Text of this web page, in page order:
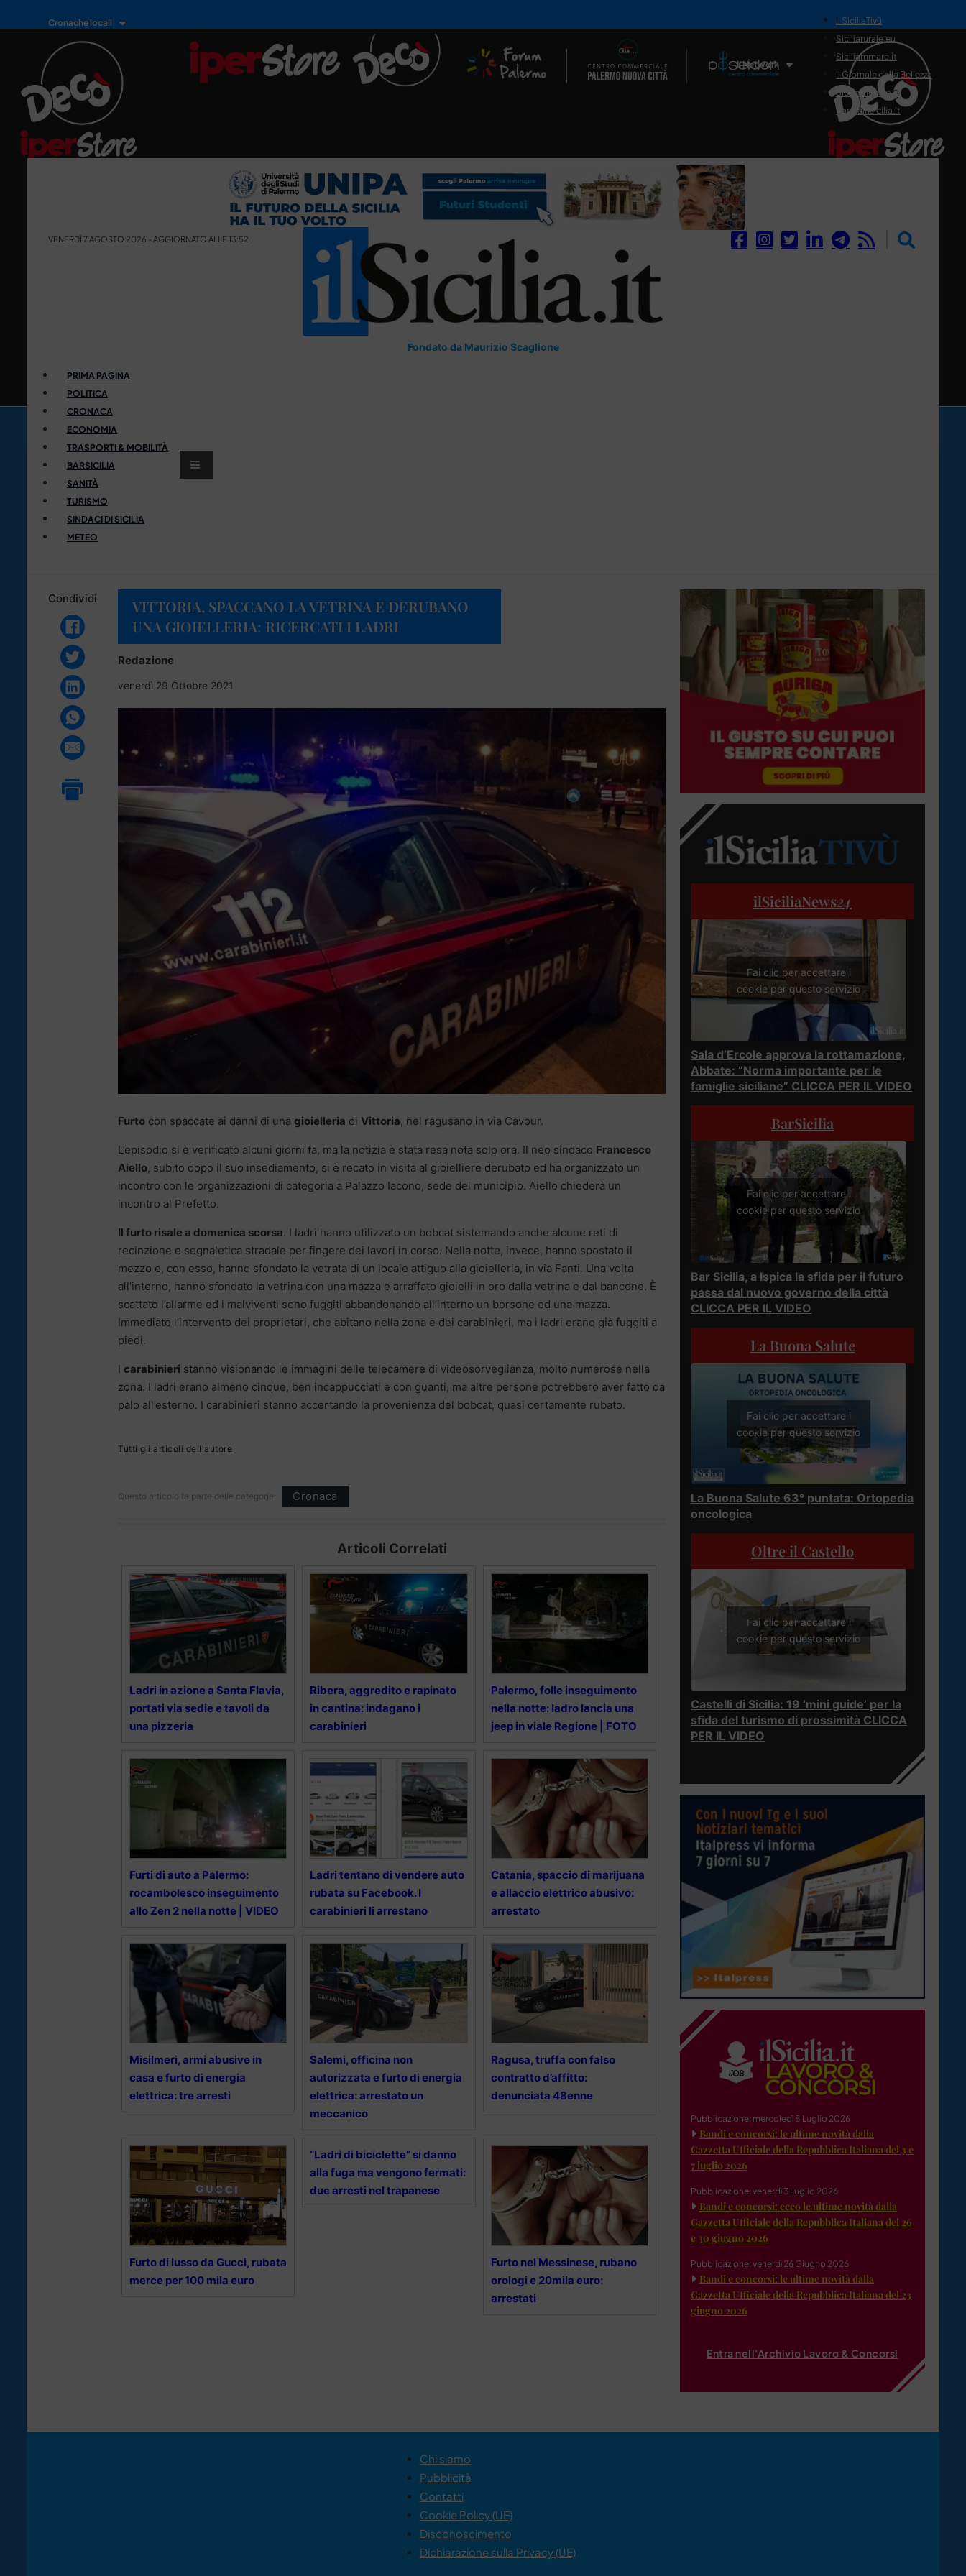
Cronache locali
Il Network
il SiciliaTivù
Siciliarurale.eu
Siciliammare.it
Il Giornale della Bellezza
Siciliamedica.it
Sanitainsicilia.it
VENERDÌ 7 AGOSTO 2026 - AGGIORNATO ALLE 13:52
Fondato da Maurizio Scaglione
PRIMA PAGINA
POLITICA
CRONACA
ECONOMIA
TRASPORTI & MOBILITÀ
BARSICILIA
SANITÀ
TURISMO
SINDACI DI SICILIA
METEO
Condividi
VITTORIA, SPACCANO LA VETRINA E DERUBANO
UNA GIOIELLERIA: RICERCATI I LADRI
Redazione
venerdì 29 Ottobre 2021
Furto con spaccate ai danni di una gioielleria di Vittoria, nel ragusano in via Cavour.
L’episodio si è verificato alcuni giorni fa, ma la notizia è stata resa nota solo ora. Il neo sindaco Francesco
Aiello, subito dopo il suo insediamento, si è recato in visita al gioielliere derubato ed ha organizzato un
incontro con le organizzazioni di categoria a Palazzo Iacono, sede del municipio. Aiello chiederà un
incontro al Prefetto.
Il furto risale a domenica scorsa. I ladri hanno utilizzato un bobcat sistemando anche alcune reti di
recinzione e segnaletica stradale per fingere dei lavori in corso. Nella notte, invece, hanno spostato il
mezzo e, con esso, hanno sfondato la vetrata di un locale attiguo alla gioielleria, in via Fanti. Una volta
all’interno, hanno sfondato la vetrina con una mazza e arraffato gioielli in oro dalla vetrina e dal bancone. È
scattato l’allarme ed i malviventi sono fuggiti abbandonando all’interno un borsone ed una mazza.
Immediato l’intervento dei proprietari, che abitano nella zona e dei carabinieri, ma i ladri erano già fuggiti a
piedi.
I carabinieri stanno visionando le immagini delle telecamere di videosorveglianza, molto numerose nella
zona. I ladri erano almeno cinque, ben incappucciati e con guanti, ma altre persone potrebbero aver fatto da
palo all’esterno. I carabinieri stanno accertando la provenienza del bobcat, quasi certamente rubato.
Tutti gli articoli dell'autore
Questo articolo fa parte delle categorie: Cronaca
Articoli Correlati
Ladri in azione a Santa Flavia,
portati via sedie e tavoli da
una pizzeria
Ribera, aggredito e rapinato
in cantina: indagano i
carabinieri
Palermo, folle inseguimento
nella notte: ladro lancia una
jeep in viale Regione | FOTO
Furti di auto a Palermo:
rocambolesco inseguimento
allo Zen 2 nella notte | VIDEO
Ladri tentano di vendere auto
rubata su Facebook. I
carabinieri li arrestano
Catania, spaccio di marijuana
e allaccio elettrico abusivo:
arrestato
Misilmeri, armi abusive in
casa e furto di energia
elettrica: tre arresti
Salemi, officina non
autorizzata e furto di energia
elettrica: arrestato un
meccanico
Ragusa, truffa con falso
contratto d’affitto:
denunciata 48enne
Furto di lusso da Gucci, rubata
merce per 100 mila euro
“Ladri di biciclette” si danno
alla fuga ma vengono fermati:
due arresti nel trapanese
Furto nel Messinese, rubano
orologi e 20mila euro:
arrestati
ilSiciliaNews24
Fai clic per accettare i
cookie per questo servizio
Sala d’Ercole approva la rottamazione,
Abbate: “Norma importante per le
famiglie siciliane” CLICCA PER IL VIDEO
BarSicilia
Fai clic per accettare i
cookie per questo servizio
Bar Sicilia, a Ispica la sfida per il futuro
passa dal nuovo governo della città
CLICCA PER IL VIDEO
La Buona Salute
Fai clic per accettare i
cookie per questo servizio
La Buona Salute 63° puntata: Ortopedia
oncologica
Oltre il Castello
Fai clic per accettare i
cookie per questo servizio
Castelli di Sicilia: 19 ‘mini guide’ per la
sfida del turismo di prossimità CLICCA
PER IL VIDEO
Pubblicazione: mercoledì 8 Luglio 2026
Bandi e concorsi: le ultime novità dalla
Gazzetta Ufficiale della Repubblica Italiana del 3 e
7 luglio 2026
Pubblicazione: venerdì 3 Luglio 2026
Bandi e concorsi: ecco le ultime novità dalla
Gazzetta Ufficiale della Repubblica Italiana del 26
e 30 giugno 2026
Pubblicazione: venerdì 26 Giugno 2026
Bandi e concorsi: le ultime novità dalla
Gazzetta Ufficiale della Repubblica Italiana del 23
giugno 2026
Entra nell'Archivio Lavoro & Concorsi
Chi siamo
Pubblicità
Contatti
Cookie Policy (UE)
Disconoscimento
Dichiarazione sulla Privacy (UE)